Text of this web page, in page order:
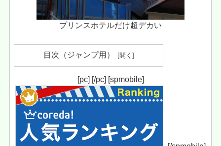
プリンスホテルだけ超デカい
目次（ジャンプ用）
[pc] [/pc] [spmobile]